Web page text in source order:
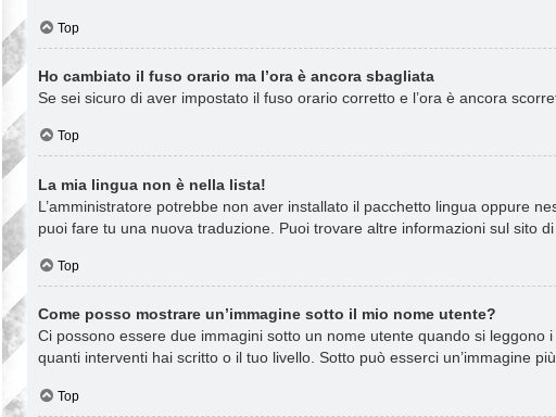
Top
Ho cambiato il fuso orario ma l’ora è ancora sbagliata
Se sei sicuro di aver impostato il fuso orario corretto e l’ora è ancora
Top
La mia lingua non è nella lista!
L’amministratore potrebbe non aver installato il pacchetto lingua oppure
puoi fare tu una nuova traduzione. Puoi trovare altre informazioni sul sito
Top
Come posso mostrare un’immagine sotto il mio nome utente?
Ci possono essere due immagini sotto un nome utente quando si
quanti interventi hai scritto o il tuo livello. Sotto può esserci un’immagine
Top